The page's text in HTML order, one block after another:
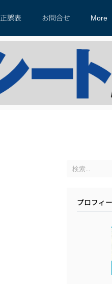
正誤表 お問合せ More
プロフィ